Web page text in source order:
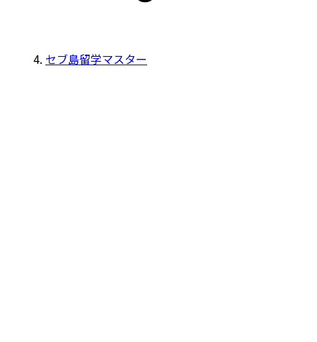
セブ島留学マスター